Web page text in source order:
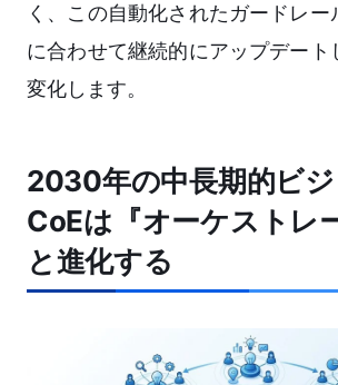
く、この自動化されたガードレ
に合わせて継続的にアップデート
変化します。
2030年の中長期的ビ
CoEは『オーケストレ
と進化する